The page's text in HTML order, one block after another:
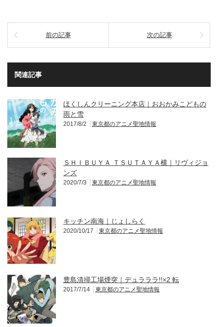
前の記事 次の記事
関連記事
ほくしんクリーニング本店｜おおかみこどもの
雨と雪
2017/8/2 東京都のアニメ聖地情報
ＳＨＩＢＵＹＡ ＴＳＵＴＡＹＡ横｜リヴィジョ
ンズ
2020/7/3 東京都のアニメ聖地情報
キッチン南海｜じょしらく
2020/10/17 東京都のアニメ聖地情報
豊島清掃工場煙突｜デュラララ!!×2 転
2017/7/14 東京都のアニメ聖地情報